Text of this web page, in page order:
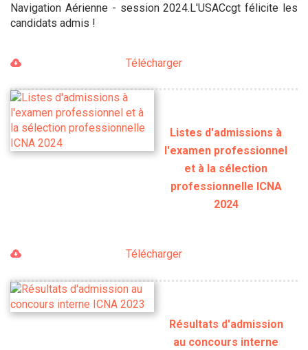
Navigation Aérienne - session 2024.L'USACcgt félicite les
candidats admis !
Télécharger
Listes d'admissions à
l'examen professionnel
et à la sélection
professionnelle ICNA
2024
Télécharger
Résultats d'admission
au concours interne